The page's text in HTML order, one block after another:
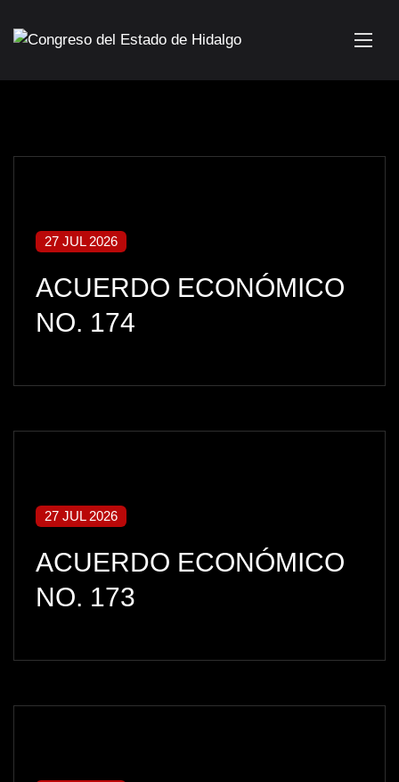
27 JUL 2026
ACUERDO ECONÓMICO
NO. 174
27 JUL 2026
ACUERDO ECONÓMICO
NO. 173